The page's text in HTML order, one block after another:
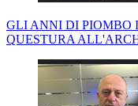
GLI ANNI DI PIOMBO
QUESTURA